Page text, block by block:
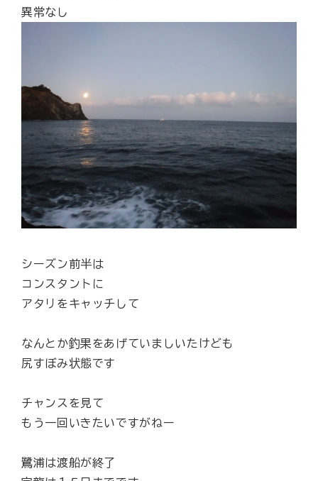
異常なし
シーズン前半は
コンスタントに
アタリをキャッチして
なんとか釣果をあげていましいたけども
尻すぼみ状態です
チャンスを見て
もう一回いきたいですがねー
鷺浦は渡船が終了